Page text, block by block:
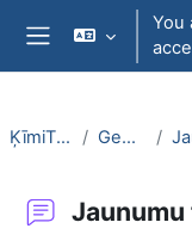
Skip to main content
You
ĶīmiT026 General